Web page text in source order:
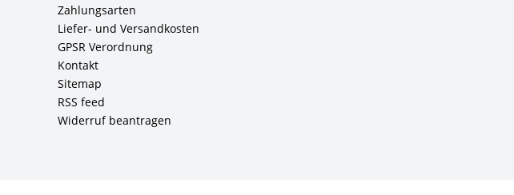
Zahlungsarten
Liefer- und Versandkosten
GPSR Verordnung
Kontakt
Sitemap
RSS feed
Widerruf beantragen